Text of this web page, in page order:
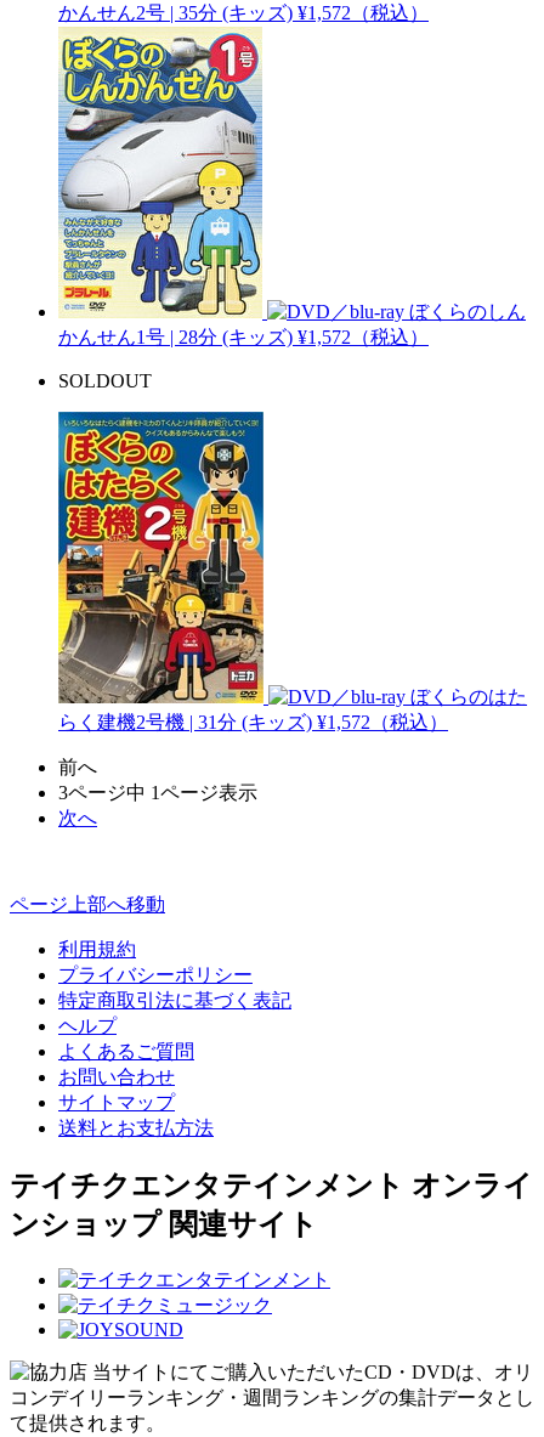
かんせん2号 | 35分 (キッズ) ¥1,572（税込）
ぼくらのしん
かんせん1号 | 28分 (キッズ) ¥1,572（税込）
SOLDOUT
ぼくらのはた
らく建機2号機 | 31分 (キッズ) ¥1,572（税込）
前へ
3ページ中 1ページ表示
次へ
ページ上部へ移動
利用規約
プライバシーポリシー
特定商取引法に基づく表記
ヘルプ
よくあるご質問
お問い合わせ
サイトマップ
送料とお支払方法
テイチクエンタテインメント オンライ
ンショップ 関連サイト
当サイトにてご購入いただいたCD・DVDは、オリ
コンデイリーランキング・週間ランキングの集計データとし
て提供されます。